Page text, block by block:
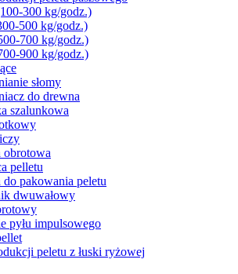
300 kg/godz.)
500 kg/godz.)
700 kg/godz.)
900 kg/godz.)
słomy
do drewna
szalunkowa
obrotowa
pelletu
do pakowania peletu
dwuwałowy
pyłu impulsowego
peletu z łuski ryżowej